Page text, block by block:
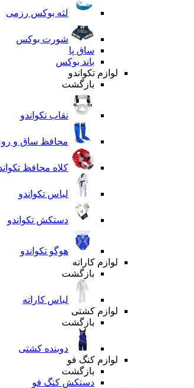
لثه بوکس رزمی
شورت بوکس
ساق پا
باند بوکس
لوازم تکواندو
بازگشت
نقاب تکواندو
محافظ ساق و روی
کلاه محافظ
لباس تکواندو
دستکش تکواندو
هوگو تکواندو
لوازم کاراته
بازگشت
لباس کاراته
لوازم کشتی
بازگشت
دوبنده کشتی
لوازم کنگ فو
بازگشت
دستکش کنگ فو